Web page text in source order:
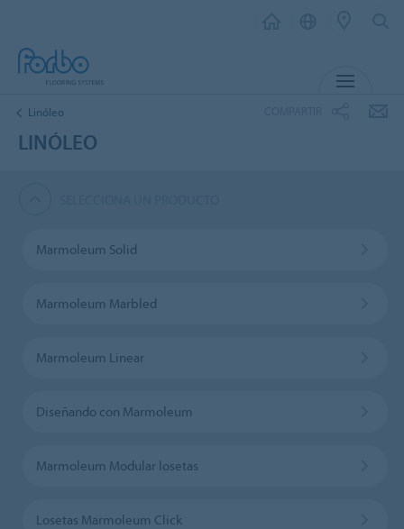
Linóleo
LINÓLEO
Marmoleum Solid
Marmoleum Marbled
Marmoleum Linear
Diseñando con Marmoleum
Marmoleum Modular losetas
Losetas Marmoleum Click